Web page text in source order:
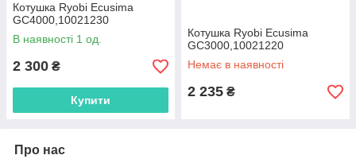
Котушка Ryobi Ecusima
GC4000,10021230
В наявності 1 од.
2 300 ₴
Купити
Котушка Ryobi Ecusima
GC3000,10021220
Немає в наявності
2 235 ₴
Про нас